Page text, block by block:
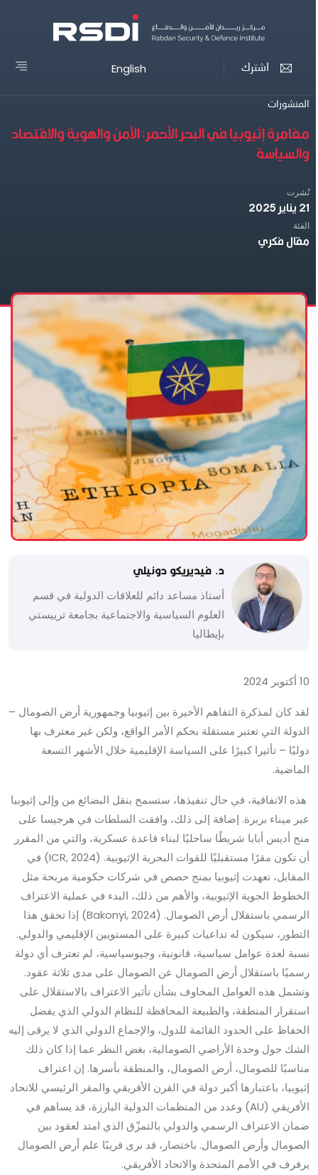
اشترك English
المنشورات
مغامرة إثيوبيا في البحر الأحمر: الأمن والهوية والاقتصاد
والسياسة
نُشرت
21 يناير 2025
الفئة
مقال فكري
د. فيديريكو دونيلي
أستاذ مساعد دائم للعلاقات الدولية في قسم
العلوم السياسية والاجتماعية بجامعة ترييستي
بإيطاليا
10 أكتوبر 2024
لقد كان لمذكرة التفاهم الأخيرة بين إثيوبيا وجمهورية أرض الصومال –
الدولة التي تعتبر مستقلة بحكم الأمر الواقع، ولكن غير معترف بها
دوليًا – تأثيرا كبيرًا على السياسة الإقليمية خلال الأشهر التسعة
الماضية.
هذه الاتفاقية، في حال تنفيذها، ستسمح بنقل البضائع من وإلى إثيوبيا
عبر ميناء بربرة. إضافة إلى ذلك، وافقت السلطات في هرجيسا على
منح أديس أبابا شريطًا ساحليًا لبناء قاعدة عسكرية، والتي من المقرر
أن تكون مقرًا مستقبليًا للقوات البحرية الإثيوبية. (ICR, 2024) في
المقابل، تعهدت إثيوبيا بمنح حصص في شركات حكومية مربحة مثل
الخطوط الجوية الإثيوبية، والأهم من ذلك، البدء في عملية الاعتراف
الرسمي باستقلال أرض الصومال. (Bakonyi, 2024) إذا تحقق هذا
التطور، سيكون له تداعيات كبيرة على المستويين الإقليمي والدولي.
نسبة لعدة عوامل سياسية، قانونية، وجيوسياسية، لم تعترف أي دولة
رسميًا باستقلال أرض الصومال عن الصومال على مدى ثلاثة عقود.
وتشمل هذه العوامل المخاوف بشأن تأثير الاعتراف بالاستقلال على
استقرار المنطقة، والطبيعة المحافظة للنظام الدولي الذي يفضل
الحفاظ على الحدود القائمة للدول، والإجماع الدولي الذي لا يرقى إليه
الشك حول وحدة الأراضي الصومالية، بغض النظر عما إذا كان ذلك
مناسبًا للصومال، أرض الصومال، والمنطقة بأسرها. إن اعتراف
إثيوبيا، باعتبارها أكبر دولة في القرن الأفريقي والمقر الرئيسي للاتحاد
الأفريقي (AU) وعدد من المنظمات الدولية البارزة، قد يساهم في
ضمان الاعتراف الرسمي والدولي بالتمزّق الذي امتد لعقود بين
الصومال وأرض الصومال. باختصار، قد نرى قريبًا علم أرض الصومال
يرفرف في الأمم المتحدة والاتحاد الأفريقي.